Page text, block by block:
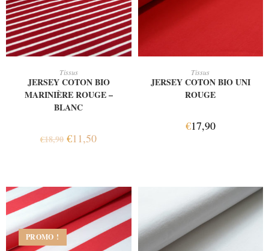
Tissus
JERSEY COTON BIO
MARINIÈRE ROUGE –
BLANC
€18,90 €11,50
Tissus
JERSEY COTON BIO UNI
ROUGE
€17,90
PROMO !